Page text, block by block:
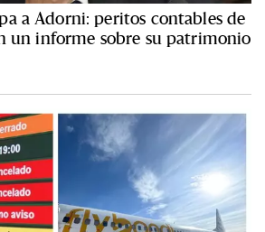
a Adorni: peritos contables de
un informe sobre su patrimonio